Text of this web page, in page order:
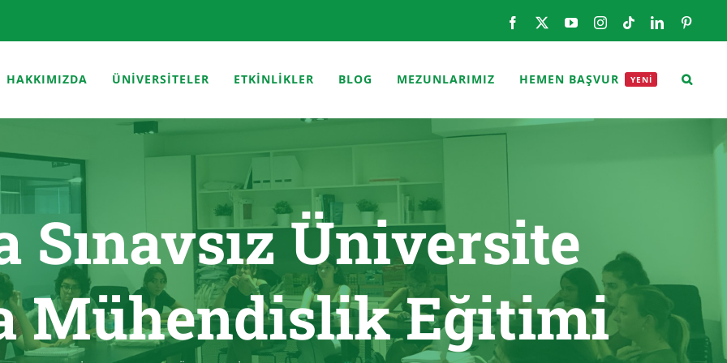
Facebook YouTubeInstagram
TiktokLinkedIn
HAKKIMIZDA ÜNİVERSİTELER ETKİNLİKLER BLOG MEZUNLARIMIZ HEMEN BAŞVUR YENİ
Sınavsız Üniversite
Mühendislik Eğitimi